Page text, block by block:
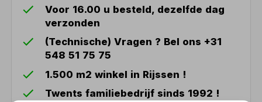
Voor 16.00 u besteld, dezelfde dag
verzonden
(Technische) Vragen ? Bel ons +31
548 51 75 75
1.500 m2 winkel in Rijssen !
Twents familiebedrijf sinds 1992 !